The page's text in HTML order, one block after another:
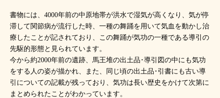
書物には、4000年前の中原地帯が洪水で湿気が高くなり、気が停
滞して関節病が流行した時、一種の舞踊を用いて気血を動かし治
療したことが記されており、この舞踊が気功の一種である導引の
先駆的形態と見られています。
今から約2000年前の遺跡、馬王堆の出土品･導引図の中にも気功
をする人の姿が描かれ、また、同じ頃の出土品･引書にも古い導
引についての記載が残っており、気功は長い歴史をかけて次第に
まとめられたことがわかっています。